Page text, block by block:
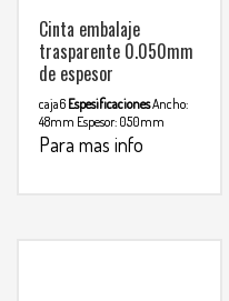
Cinta embalaje
trasparente 0.050mm
de espesor
caja6 EspesificacionesAncho:
48mm Espesor: 050mm
Para mas info